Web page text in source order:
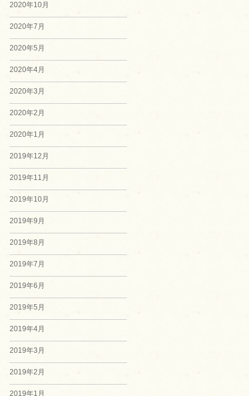
2020年10月
2020年7月
2020年5月
2020年4月
2020年3月
2020年2月
2020年1月
2019年12月
2019年11月
2019年10月
2019年9月
2019年8月
2019年7月
2019年6月
2019年5月
2019年4月
2019年3月
2019年2月
2019年1月